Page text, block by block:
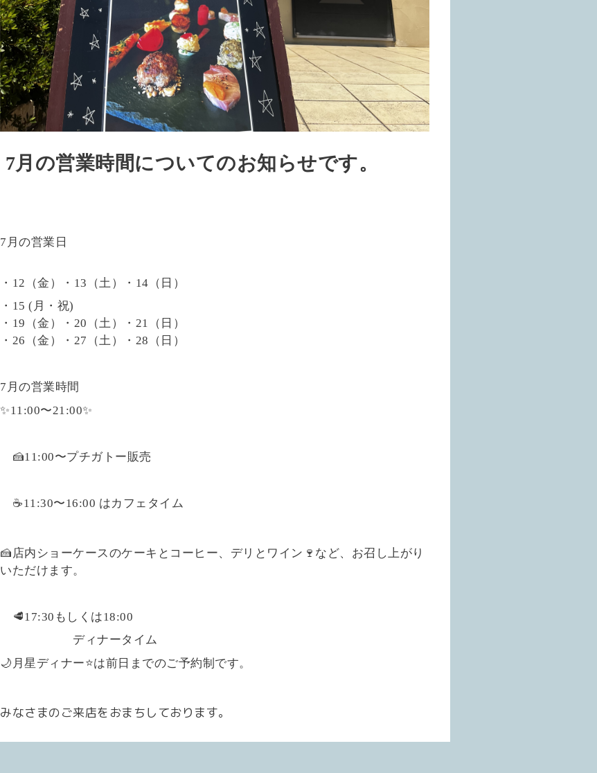
7月の営業時間についてのお知らせです。
7月の営業日
・12（金）・13（土）・14（日）
・15 (月・祝)
・19（金）・20（土）・21（日）
・26（金）・27（土）・28（日）
7月の営業時間
✨11:00〜21:00✨
🍰11:00〜プチガトー販売
☕️11:30〜16:00 はカフェタイム
🍰店内ショーケースのケーキとコーヒー、デリとワイン🍷など、お召し上がり
いただけます。
🥩17:30もしくは18:00
ディナータイム
🌙月星ディナー⭐️は前日までのご予約制です。
みなさまのご来店をおまちしております。